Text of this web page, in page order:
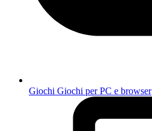
Giochi Giochi per PC e browser